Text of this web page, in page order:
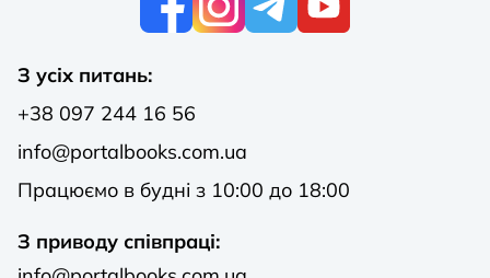
З усіх питань:
+38 097 244 16 56
info@portalbooks.com.ua
Працюємо в будні з 10:00 до 18:00
З приводу співпраці: